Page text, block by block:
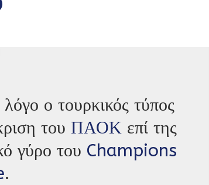
ο τουρκικός τύπος
τουΠΑΟΚ επί της
γύρο του Champions
.